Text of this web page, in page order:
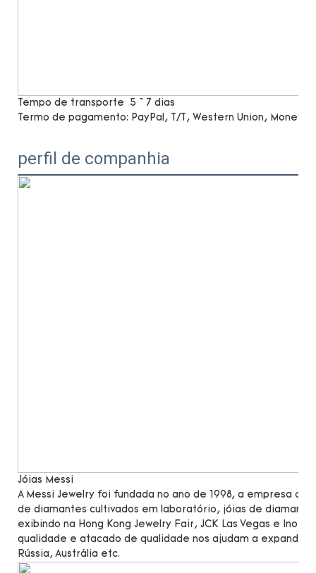
Tempo de transporte
5 ~ 7 dias
Termo de pagamento: PayPal, T/T, Western Union,
perfil de companhia
Jóias Messi
A Messi Jewelry foi fundada no ano de 1998, a empresa
de diamantes cultivados em laboratório, jóias de
exibindo na Hong Kong Jewelry Fair, JCK Las Vegas e
qualidade e atacado de qualidade nos ajudam a expandir
Rússia, Austrália etc.